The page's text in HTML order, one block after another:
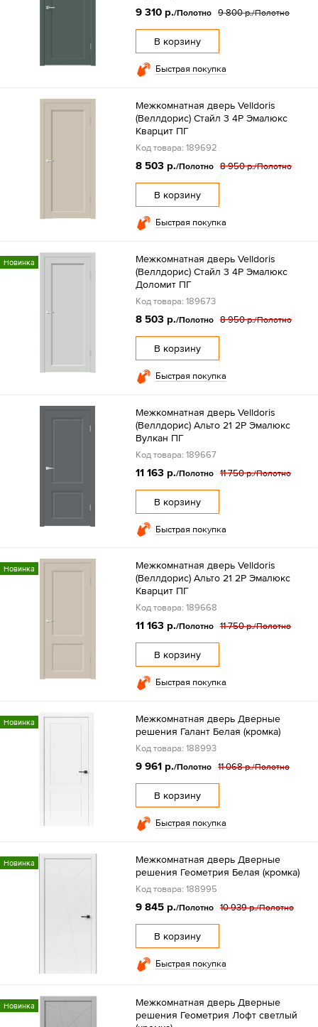
9 310 р./Полотно 9 800 р./Полотно
В корзину
Быстрая покупка
Межкомнатная дверь Velldoris
(Веллдорис) Стайл 3 4P Эмалюкс
Кварцит ПГ
Код товара: 189692
8 503 р./Полотно 8 950 р./Полотно
В корзину
Быстрая покупка
Новинка
Межкомнатная дверь Velldoris
(Веллдорис) Стайл 3 4P Эмалюкс
Доломит ПГ
Код товара: 189673
8 503 р./Полотно 8 950 р./Полотно
В корзину
Быстрая покупка
Межкомнатная дверь Velldoris
(Веллдорис) Альто 21 2P Эмалюкс
Вулкан ПГ
Код товара: 189667
11 163 р./Полотно 11 750 р./Полотно
В корзину
Быстрая покупка
Новинка
Межкомнатная дверь Velldoris
(Веллдорис) Альто 21 2P Эмалюкс
Кварцит ПГ
Код товара: 189668
11 163 р./Полотно 11 750 р./Полотно
В корзину
Быстрая покупка
Новинка
Межкомнатная дверь Дверные
решения Галант Белая (кромка)
Код товара: 188993
9 961 р./Полотно 11 068 р./Полотно
В корзину
Быстрая покупка
Новинка
Межкомнатная дверь Дверные
решения Геометрия Белая (кромка)
Код товара: 188995
9 845 р./Полотно 10 939 р./Полотно
В корзину
Быстрая покупка
Новинка
Межкомнатная дверь Дверные
решения Геометрия Лофт светлый